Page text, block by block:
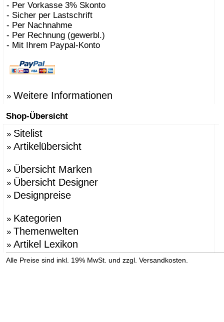
- Per Vorkasse 3% Skonto
- Sicher per Lastschrift
- Per Nachnahme
- Per Rechnung (gewerbl.)
- Mit Ihrem Paypal-Konto
» Weitere Informationen
Shop-Übersicht
» Sitelist
» Artikelübersicht
» Übersicht Marken
» Übersicht Designer
» Designpreise
» Kategorien
» Themenwelten
» Artikel Lexikon
Alle Preise sind inkl. 19% MwSt. und zzgl. Versandkosten.